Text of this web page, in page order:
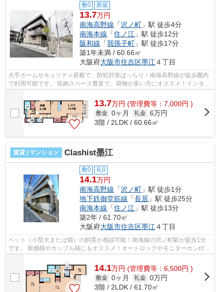
敷0 新築
13.7万円
南海高野線 「沢ノ町 」駅 徒歩4分
南海本線 「住ノ江 」駅 徒歩12分
阪和線 「我孫子町 」駅 徒歩17分
築1年未満 / 60.66㎡
大阪府大阪市住吉区墨江 ４丁目
大手ホームセキュリティ搭載で、防犯対策ばっちり！南海高野線が徒歩圏内
で利用可能です。 収納スペース豊富で、荷物が多い方にオススメ！インター
ネットが無料で使えて、月々の出費...
13.7万円 (管理費等：7,000円 )
敷金 0ヶ月 礼金 6万円
3階 / 2LDK / 60.66㎡
賃貸 | マンション Clashist墨江
敷0 礼0
14.1万円
南海高野線 「沢ノ町 」駅 徒歩1分
地下鉄御堂筋線 「長居 」駅 徒歩25分
南海本線 「住ノ江 」駅 徒歩13分
築2年 / 61.70㎡
大阪府大阪市住吉区墨江 ４丁目
ペット（小型犬または猫）の飼育が相談可能！南海線の沢ノ町駅が徒歩1分
です。 新婚様やカップル様にもオススメ！オートロックやモニターホン付き
で、安心のセキュリティです。 ■□■□...
14.1万円 (管理費等：6,500円 )
敷金 0ヶ月 礼金 0万円
3階 / 2LDK / 61.70㎡